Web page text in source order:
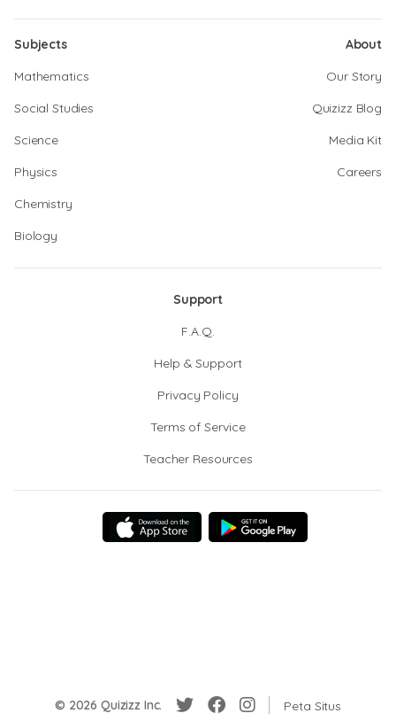
Subjects
Mathematics
Social Studies
Science
Physics
Chemistry
Biology
About
Our Story
Quizizz Blog
Media Kit
Careers
Support
F.A.Q.
Help & Support
Privacy Policy
Terms of Service
Teacher Resources
© 2026 Quizizz Inc. Peta Situs